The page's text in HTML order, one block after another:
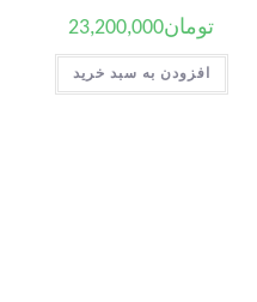
تومان23,200,000
افزودن به سبد خرید